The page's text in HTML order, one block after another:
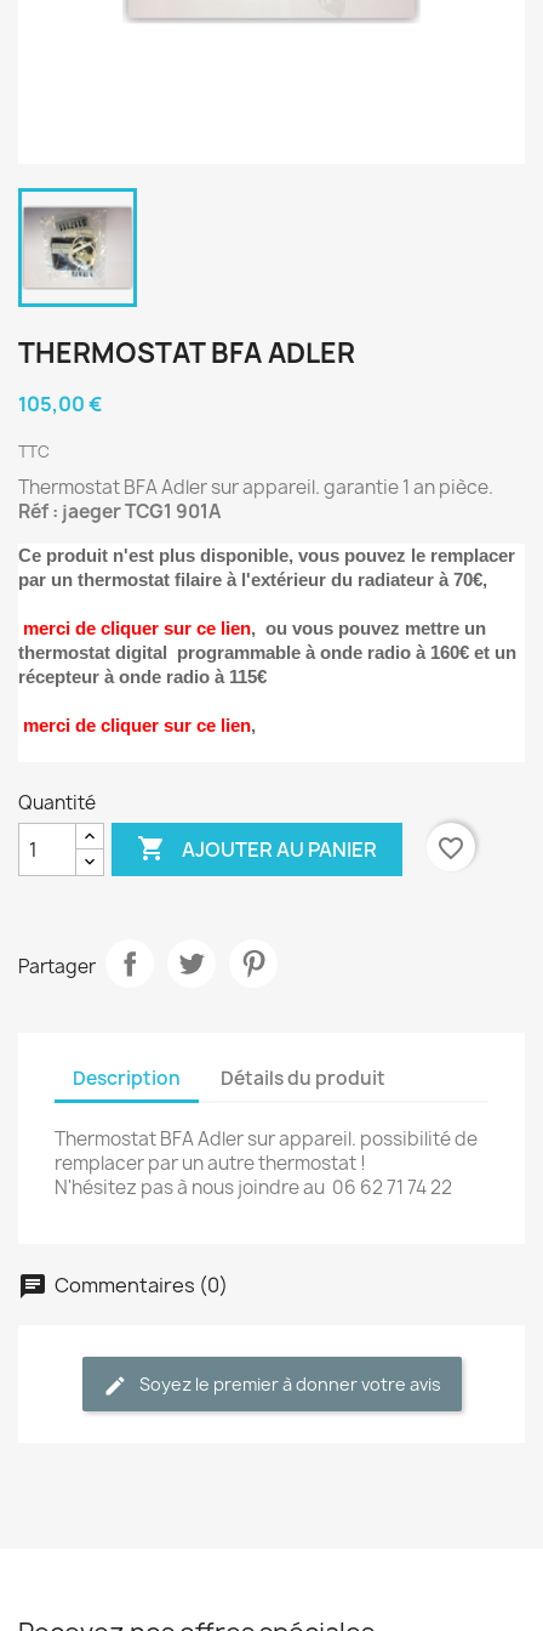
THERMOSTAT BFA ADLER
105,00 €
TTC
Thermostat BFA Adler sur appareil. garantie 1 an pièce.
Réf : jaeger TCG1 901A
Ce produit n'est plus disponible, vous pouvez le remplacer
par un thermostat filaire à l'extérieur du radiateur à 70€,
merci de cliquer sur ce lien, ou vous pouvez mettre un
thermostat digital programmable à onde radio à 160€ et un
récepteur à onde radio à 115€
merci de cliquer sur ce lien,
Quantité
 AJOUTER AU PANIER favorite_border
Partager
Description Détails du produit
Thermostat BFA Adler sur appareil. possibilité de
remplacer par un autre thermostat !
N'hésitez pas à nous joindre au 06 62 71 74 22
Commentaires (0)
Soyez le premier à donner votre avis
Créer une liste d'envies ×
Annuler Créer une liste d'envies